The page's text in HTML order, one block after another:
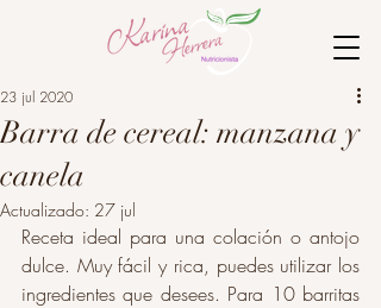
Barra de cereal: manzana y
canela
23 jul 2020
Actualizado: 27 jul
Receta ideal para una colación o antojo
dulce. Muy fácil y rica, puedes utilizar los
ingredientes que desees. Para 10 barritas